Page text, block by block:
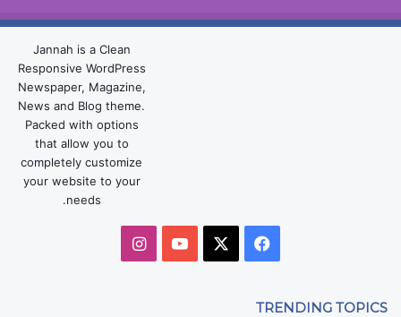
Jannah is a Clean
Responsive WordPress
Newspaper, Magazine,
News and Blog theme.
Packed with options
that allow you to
completely customize
your website to your
needs.
فيسبوك ‫YouTubeانستقرام
TRENDING TOPICS